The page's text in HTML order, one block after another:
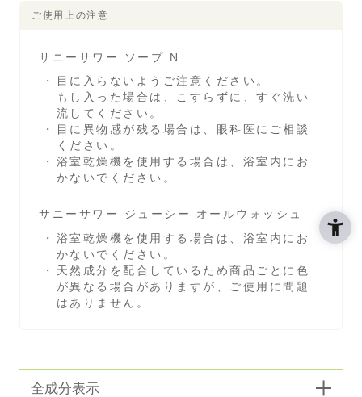
ご使用上の注意
サニーサワー ソープ N
目に入らないようご注意ください。
もし入った場合は、こすらずに、すぐ洗い
流してください。
目に異物感が残る場合は、眼科医にご相談
ください。
浴室乾燥機を使用する場合は、浴室内にお
かないでください。
サニーサワー ジューシー オールウォッシュ
浴室乾燥機を使用する場合は、浴室内にお
かないでください。
天然成分を配合しているため商品ごとに色
が異なる場合がありますが、ご使用に問題
はありません。
全成分表示